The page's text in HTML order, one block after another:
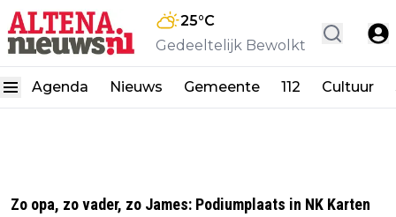
25°C
Gedeeltelijk Bewolkt
Agenda Nieuws Gemeente 112 Cultuur
Zo opa, zo vader, zo James: Podiumplaats in NK Karten